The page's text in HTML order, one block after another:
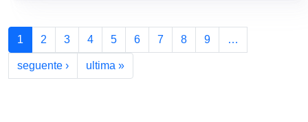
Paginazione
1 2 3 4 5 6 7 8 9 …
seguente ›Pagina successiva
ultima »Ultima pagina